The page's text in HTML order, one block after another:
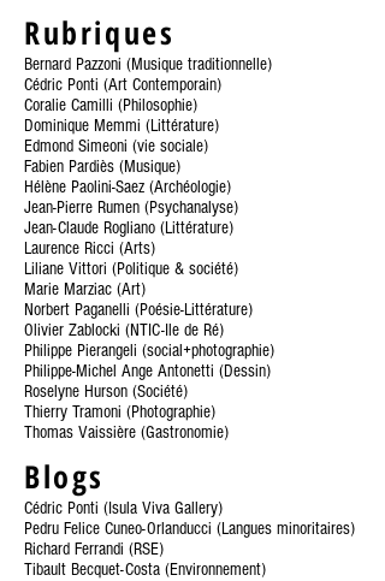
Rubriques
Bernard Pazzoni (Musique traditionnelle)
Cédric Ponti (Art Contemporain)
Coralie Camilli (Philosophie)
Dominique Memmi (Littérature)
Edmond Simeoni (vie sociale)
Fabien Pardiès (Musique)
Hélène Paolini-Saez (Archéologie)
Jean-Pierre Rumen (Psychanalyse)
Jean-Claude Rogliano (Littérature)
Laurence Ricci (Arts)
Liliane Vittori (Politique & société)
Marie Marziac (Art)
Norbert Paganelli (Poésie-Littérature)
Olivier Zablocki (NTIC-Ile de Ré)
Philippe Pierangeli (social+photographie)
Philippe-Michel Ange Antonetti (Dessin)
Roselyne Hurson (Société)
Thierry Tramoni (Photographie)
Thomas Vaissière (Gastronomie)
Blogs
Cédric Ponti (Isula Viva Gallery)
Pedru Felice Cuneo-Orlanducci (Langues minoritaires)
Richard Ferrandi (RSE)
Tibault Becquet-Costa (Environnement)